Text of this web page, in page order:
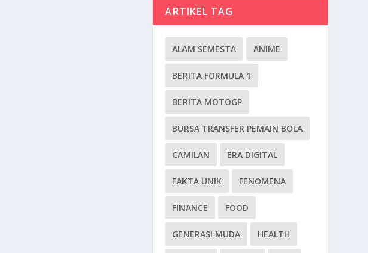
ARTIKEL TAG
ALAM SEMESTA ANIME
BERITA FORMULA 1
BERITA MOTOGP
BURSA TRANSFER PEMAIN BOLA
CAMILAN ERA DIGITAL
FAKTA UNIK FENOMENA
FINANCE FOOD
GENERASI MUDA HEALTH